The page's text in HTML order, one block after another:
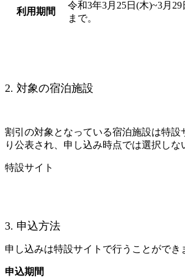
利用期間
令和3年3月25日(木)~3月
まで。
2. 対象の宿泊施設
割引の対象となっている宿泊施設は特設
り公表され、申し込み時点では選択しな
特設サイト
3. 申込方法
申し込みは特設サイトで行うことができ
申込期間